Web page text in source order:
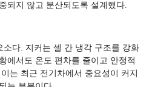
되지 않고 분산되도록 설계했다.
소다. 지커는 셀 간 냉각 구조를 강화
에서도 온도 편차를 줄이고 안정적
는 최근 전기차에서 중요성이 커지